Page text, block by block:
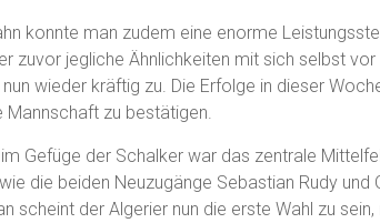
konnte man zudem eine enorme
zuvor jegliche Ähnlichkeiten mit sich selbst
wieder kräftig zu. Die Erfolge in dieser
zu bestätigen.
Gefüge der Schalker war das zentrale
die beiden Neuzugänge Sebastian Rudy
scheint der Algerier nun die erste Wahl zu